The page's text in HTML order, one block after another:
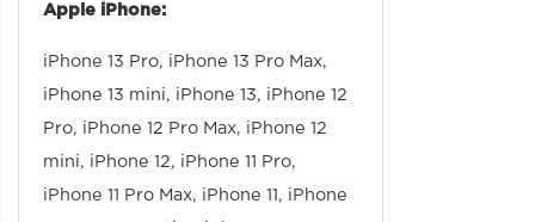
Apple iPhone:
iPhone 13 Pro, iPhone 13 Pro Max,
iPhone 13 mini, iPhone 13, iPhone 12
Pro, iPhone 12 Pro Max, iPhone 12
mini, iPhone 12, iPhone 11 Pro,
iPhone 11 Pro Max, iPhone 11, iPhone